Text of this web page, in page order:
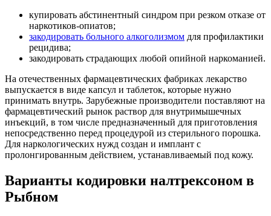
купировать абстинентный синдром при резком отказе от
наркотиков-опиатов;
закодировать больного алкоголизмом для профилактики
рецидива;
закодировать страдающих любой опийной наркоманией.
На отечественных фармацевтических фабриках лекарство
выпускается в виде капсул и таблеток, которые нужно
принимать внутрь. Зарубежные производители поставляют на
фармацевтический рынок раствор для внутримышечных
инъекций, в том числе предназначенный для приготовления
непосредственно перед процедурой из стерильного порошка.
Для наркологических нужд создан и имплант с
пролонгированным действием, устанавливаемый под кожу.
Варианты кодировки налтрексоном в
Рыбном